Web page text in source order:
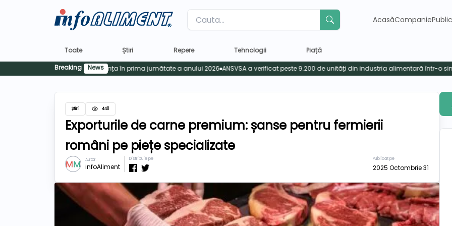
Label AcasăCompanie
Toate Știri Repere Tehnologii Piață
Breaking
News
Știri 440
Exporturile de carne premium: șanse pentru fermierii
români pe piețe specializate
Autor
infoAliment
Distribuie pe Publicat pe
2025 Octombrie 31